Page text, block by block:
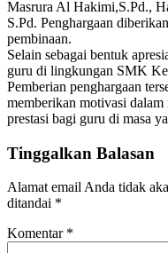
Masrura Al Hakimi,S.Pd.,
S.Pd. Penghargaan
pembinaan.
Selain sebagai bentuk
guru di lingkungan SMK
Pemberian penghargaan
memberikan motivasi
prestasi bagi guru di masa
Tinggalkan Balasan
Alamat email Anda tidak
ditandai *
Komentar *